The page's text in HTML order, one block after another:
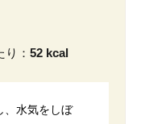
り ： 52 kcal
、水気をしぼ